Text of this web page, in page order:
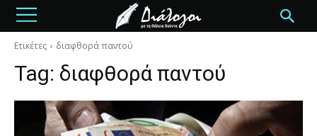
Ετικέτες διαφθορά παντού
Tag: διαφθορά παντού